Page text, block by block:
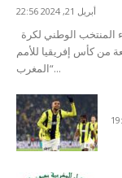
أبريل 21, 2024 22:56
من كأس إفريقيا للأمم
“المغرب...